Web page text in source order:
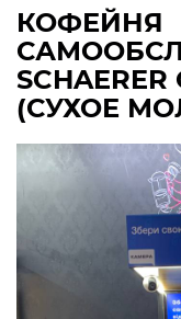
КОФЕЙНЯ
SCHAERER
(СУХОЕ